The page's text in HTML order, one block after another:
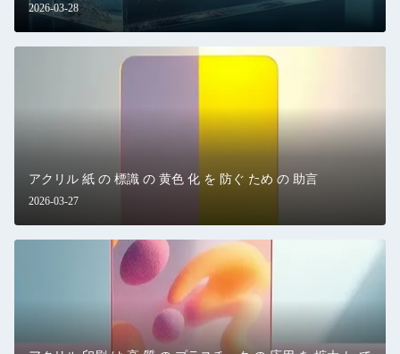
2026-03-28
2026-03-27
アクリル 紙 の 標識 の 黄色 化 を 防ぐ ため の 助言